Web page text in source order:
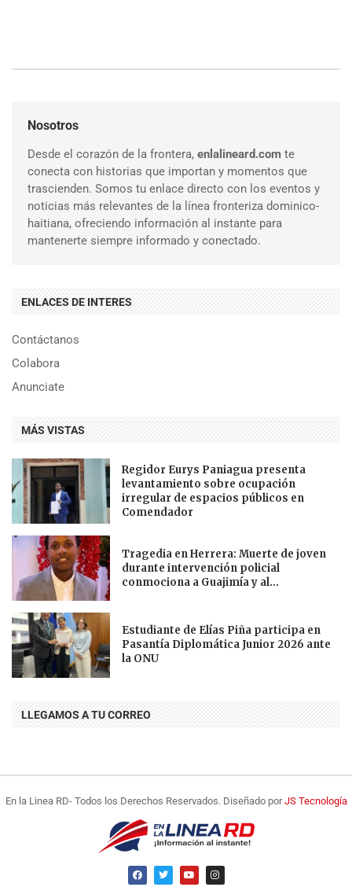
Nosotros
Desde el corazón de la frontera, enlalineard.com te
conecta con historias que importan y momentos que
trascienden. Somos tu enlace directo con los eventos y
noticias más relevantes de la línea fronteriza dominico-
haitiana, ofreciendo información al instante para
mantenerte siempre informado y conectado.
ENLACES DE INTERES
Contáctanos
Colabora
Anunciate
MÁS VISTAS
Regidor Eurys Paniagua presenta
levantamiento sobre ocupación
irregular de espacios públicos en
Comendador
Tragedia en Herrera: Muerte de joven
durante intervención policial
conmociona a Guajimía y al...
Estudiante de Elías Piña participa en
Pasantía Diplomática Junior 2026 ante
la ONU
LLEGAMOS A TU CORREO
En la Linea RD- Todos los Derechos Reservados. Diseñado porJS Tecnología